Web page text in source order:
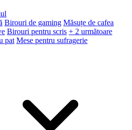
Birouri de gaming Măsuțe de cafea
Birouri pentru scris + 2 următoare
pat Mese pentru sufragerie